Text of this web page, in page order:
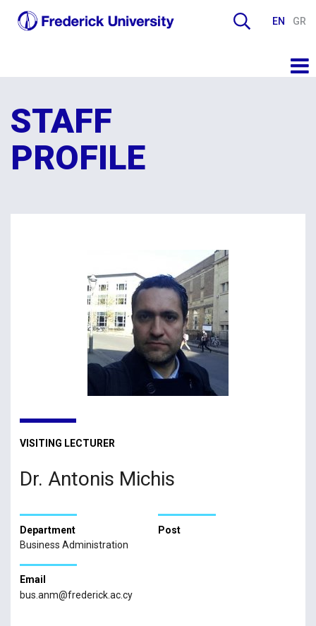
EN GR
STAFF
PROFILE
VISITING LECTURER
Dr. Antonis Michis
Department
Business Administration
Post
Email
bus.anm@frederick.ac.cy